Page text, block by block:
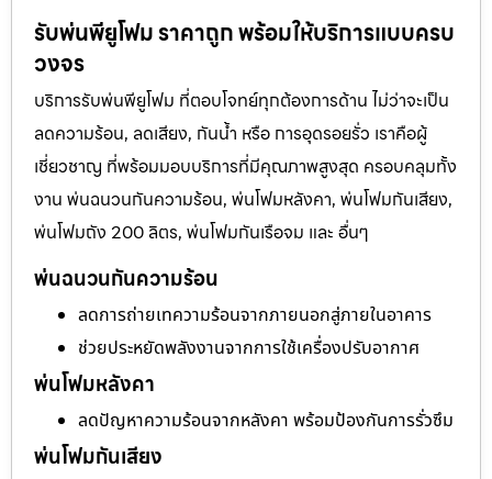
รับพ่นพียูโฟม ราคาถูก พร้อมให้บริการแบบครบ
วงจร
บริการรับพ่นพียูโฟม ที่ตอบโจทย์ทุกต้องการด้าน ไม่ว่าจะเป็น
ลดความร้อน, ลดเสียง, กันน้ำ หรือ การอุดรอยรั่ว เราคือผู้
เชี่ยวชาญ ที่พร้อมมอบบริการที่มีคุณภาพสูงสุด ครอบคลุมทั้ง
งาน พ่นฉนวนกันความร้อน, พ่นโฟมหลังคา, พ่นโฟมกันเสียง,
พ่นโฟมถัง 200 ลิตร, พ่นโฟมกันเรือจม และ อื่นๆ
พ่นฉนวนกันความร้อน
ลดการถ่ายเทความร้อนจากภายนอกสู่ภายในอาคาร
ช่วยประหยัดพลังงานจากการใช้เครื่องปรับอากาศ
พ่นโฟมหลังคา
ลดปัญหาความร้อนจากหลังคา พร้อมป้องกันการรั่วซึม
พ่นโฟมกันเสียง